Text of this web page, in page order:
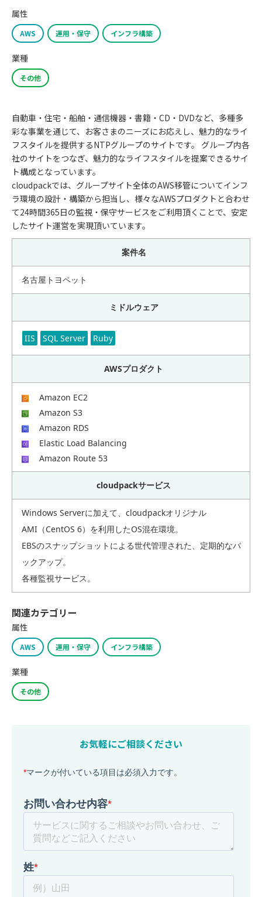
属性
AWS 運用・保守 インフラ構築
業種
その他
自動車・住宅・船舶・通信機器・書籍・CD・DVDなど、多種多
彩な事業を通じて、お客さまのニーズにお応えし、魅力的なライ
フスタイルを提供するNTPグループのサイトです。 グループ内各
社のサイトをつなぎ、魅力的なライフスタイルを提案できるサイ
ト構成となっています。
cloudpackでは、グループサイト全体のAWS移管についてインフ
ラ環境の設計・構築から担当し、様々なAWSプロダクトと合わせ
て24時間365日の監視・保守サービスをご利用頂くことで、安定
したサイト運営を実現頂いています。
案件名
名古屋トヨペット
ミドルウェア
IIS SQL Server Ruby
AWSプロダクト
Amazon EC2
Amazon S3
Amazon RDS
Elastic Load Balancing
Amazon Route 53
cloudpackサービス
Windows Serverに加えて、cloudpackオリジナル
AMI（CentOS 6）を利用したOS混在環境。
EBSのスナップショットによる世代管理された、定期的なバ
ックアップ。
各種監視サービス。
関連カテゴリー
属性
AWS 運用・保守 インフラ構築
業種
その他
お気軽にご相談ください